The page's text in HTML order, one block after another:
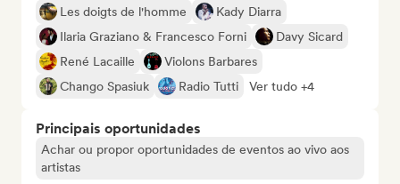
Les doigts de l'homme
Kady Diarra
Ilaria Graziano & Francesco Forni
Davy Sicard
René Lacaille
Violons Barbares
Chango Spasiuk
Radio Tutti Ver tudo +4
Principais oportunidades
Achar ou propor oportunidades de eventos ao vivo aos
artistas